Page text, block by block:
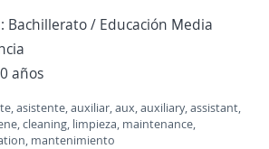
Bachillerato / Educación Media
años
asistente, auxiliar, aux, auxiliary, assistant,
cleaning, limpieza, maintenance,
mantenimiento